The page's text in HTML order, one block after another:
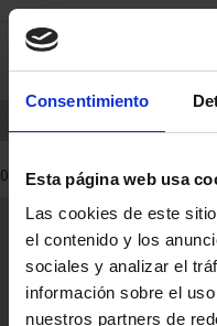
Consentimiento
Esta página web usa
Las cookies de este
el contenido y los
sociales y analizar el
información sobre el
nuestros partners de
saltar
contenido
Saltar
men
0 Productos encontrados